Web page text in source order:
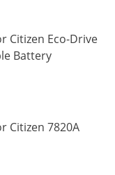
Citizen Eco-Drive
Battery
Citizen 7820A